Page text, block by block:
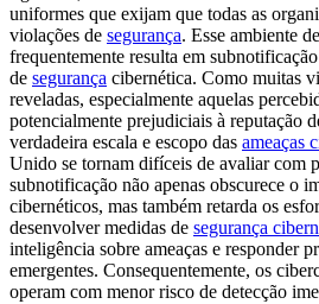
uniformes que exijam que todas as
violações de segurança. Esse ambiente
frequentemente resulta em
de segurança cibernética. Como muitas
reveladas, especialmente aquelas
potencialmente prejudiciais à reputação
verdadeira escala e escopo das ameaças
Unido se tornam difíceis de avaliar com
subnotificação não apenas obscurece o
cibernéticos, mas também retarda os
desenvolver medidas de segurança
inteligência sobre ameaças e responder
emergentes. Consequentemente, os
operam com menor risco de detecção